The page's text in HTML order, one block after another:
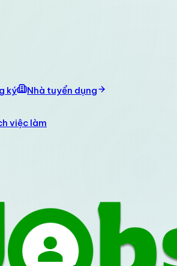
ký
Nhà tuyển dụng
việc làm